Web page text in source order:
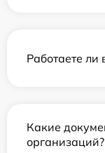
Работаете ли
Какие
организаций?